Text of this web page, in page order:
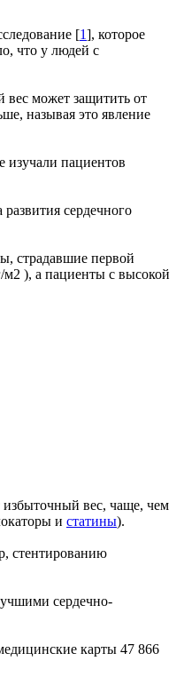
[1], которое
что у людей с
вес может защитить от
называя это явление
изучали пациентов
сердечного
страдавшие первой
), а пациенты с высокой
избыточный вес, чаще, чем
и статины).
стентированию
сердечно-
карты 47 866